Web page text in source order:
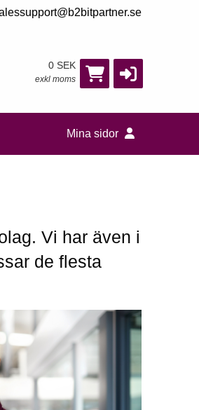
0 SEK
exkl moms
Mina sidor
Vi har även i
de flesta